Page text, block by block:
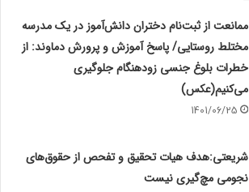
ممانعت از ثبت‌نام دختران دانش‌آموز در یک مدرسه
مختلط روستایی/ پاسخ آموزش و پرورش دماوند: از
خطرات بلوغ جنسی زودهنگام جلوگیری
می‌کنیم(عکس)
1401/06/25
شریعتی:هدف هیات تحقیق و تفحص از حقوق‌های
نجومی مچ‌گیری نیست